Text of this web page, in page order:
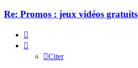
Re: Promos : jeux vidéos gratuits
Citer